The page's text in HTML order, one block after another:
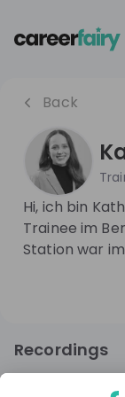
Back
Hi, ich bin
Trainee im
Station war
aktuell bin
ich meinen
wertvolle
Fuchs
Recordings
5 months ago